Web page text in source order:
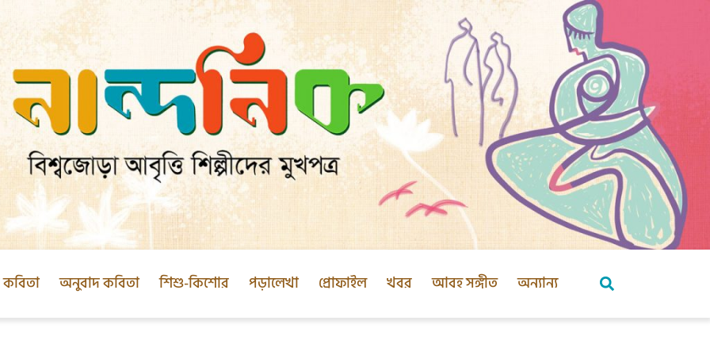
কবিতা অনুবাদ কবিতা শিশু-কিশোর পড়ালেখা প্রোফাইল খবর আবহ সঙ্গীত অন্যান্য